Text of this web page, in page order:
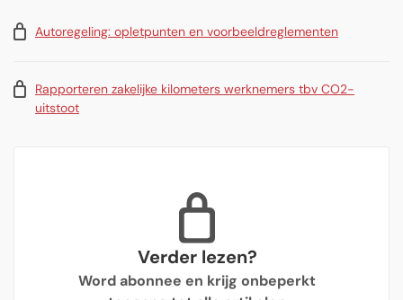
Autoregeling: opletpunten en voorbeeldreglementen
Rapporteren zakelijke kilometers werknemers tbv CO2-
uitstoot
Verder lezen?
Word abonnee en krijg onbeperkt